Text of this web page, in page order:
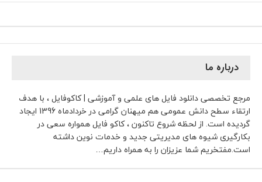
درباره ما
مرجع تخصصی دانلود فایل های علمی و آموزشی | کاکوفایل ، با هدف
ارتقاء سطح دانش عمومی هم میهنان گرامی در خردادماه 1396 ایجاد
گردیده است. از لحظه شروع تاکنون ، کاکو فایل همواره سعی در
بکارگیری شیوه های مدیریتی جدید و خدمات نوین داشته
است.مفتخریم شما عزیزان را به همراه داریم…